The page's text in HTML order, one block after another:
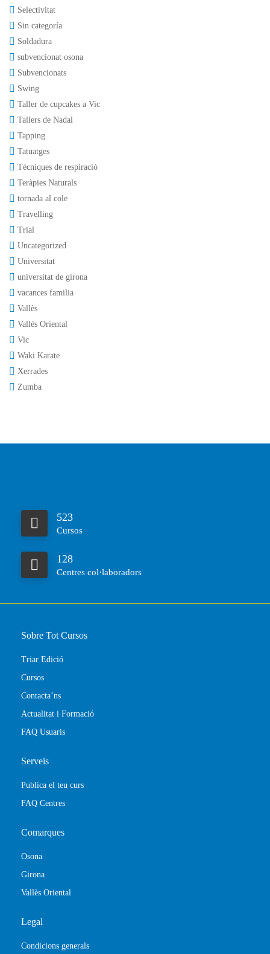
Selectivitat
Sin categoría
Soldadura
subvencionat osona
Subvencionats
Swing
Taller de cupcakes a Vic
Tallers de Nadal
Tapping
Tatuatges
Tècniques de respiració
Teràpies Naturals
tornada al cole
Travelling
Trial
Uncategorized
Universitat
universitat de girona
vacances familia
Vallès
Vallès Oriental
Vic
Waki Karate
Xerrades
Zumba
523
Cursos
128
Centres col·laboradors
Sobre Tot Cursos
Triar Edició
Cursos
Contacta’ns
Actualitat i Formació
FAQ Usuaris
Serveis
Publica el teu curs
FAQ Centres
Comarques
Osona
Girona
Vallès Oriental
Legal
Condicions generals